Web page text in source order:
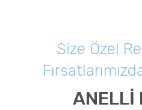
Size Özel
ANELLI